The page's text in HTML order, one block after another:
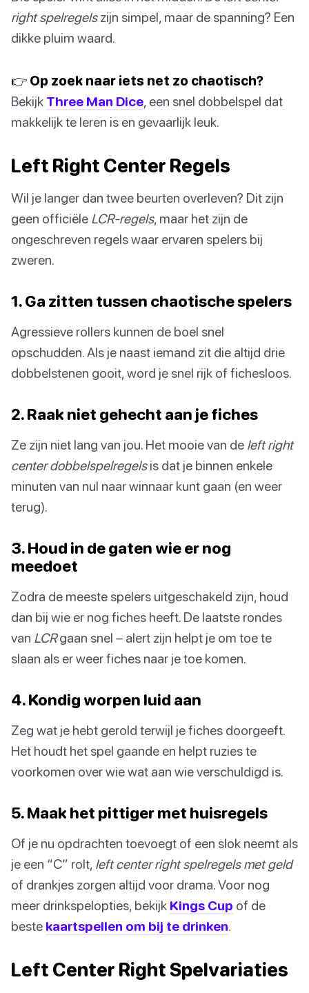
right spelregelszijn simpel, maar de spanning? Een
dikke pluim waard.
👉 Op zoek naar iets net zo chaotisch?
Bekijk Three Man Dice, een snel dobbelspel dat
makkelijk te leren is en gevaarlijk leuk.
Left Right Center Regels
Wil je langer dan twee beurten overleven? Dit zijn
geen officiële LCR-regels, maar het zijn de
ongeschreven regels waar ervaren spelers bij
zweren.
1. Ga zitten tussen chaotische spelers
Agressieve rollers kunnen de boel snel
opschudden. Als je naast iemand zit die altijd drie
dobbelstenen gooit, word je snel rijk of fichesloos.
2. Raak niet gehecht aan je fiches
Ze zijn niet lang van jou. Het mooie van de left right
center dobbelspelregelsis dat je binnen enkele
minuten van nul naar winnaar kunt gaan (en weer
terug).
3. Houd in de gaten wie er nog
meedoet
Zodra de meeste spelers uitgeschakeld zijn, houd
dan bij wie er nog fiches heeft. De laatste rondes
van LCRgaan snel – alert zijn helpt je om toe te
slaan als er weer fiches naar je toe komen.
4. Kondig worpen luid aan
Zeg wat je hebt gerold terwijl je fiches doorgeeft.
Het houdt het spel gaande en helpt ruzies te
voorkomen over wie wat aan wie verschuldigd is.
5. Maak het pittiger met huisregels
Of je nu opdrachten toevoegt of een slok neemt als
je een “C” rolt, left center right spelregels met geld
of drankjes zorgen altijd voor drama. Voor nog
meer drinkspelopties, bekijk Kings Cup of de
beste kaartspellen om bij te drinken.
Left Center Right Spelvariaties